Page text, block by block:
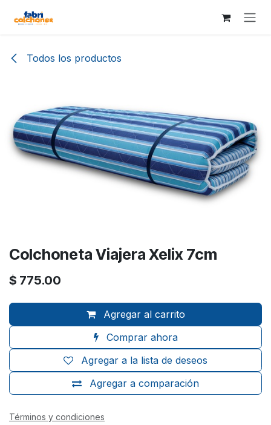
Todos los productos
Colchoneta Viajera Xelix 7cm
$ 775.00
Agregar al carrito
Comprar ahora
Agregar a comparación
Agregar a la lista de deseos
Términos y condiciones